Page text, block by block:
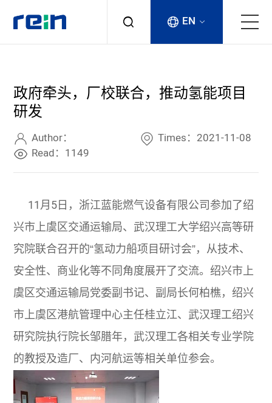
Products
Services
Cases
News & Events
Contact
EN
政府牵头，厂校联合，推动氢能项目
研发
Author：
Times：2021-11-08
Read：1149
11月5日，浙江蓝能燃气设备有限公司参加了绍
兴市上虞区交通运输局、武汉理工大学绍兴高等研
究院联合召开的“氢动力船项目研讨会”，从技术、
安全性、商业化等不同角度展开了交流。绍兴市上
虞区交通运输局党委副书记、副局长何柏樵，绍兴
市上虞区港航管理中心主任桂立江、武汉理工绍兴
研究院执行院长邹腊年，武汉理工各相关专业学院
的教授及造厂、内河航运等相关单位参会。